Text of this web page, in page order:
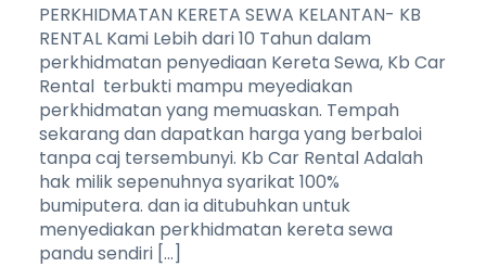
PERKHIDMATAN KERETA SEWA KELANTAN- KB
RENTAL Kami Lebih dari 10 Tahun dalam
perkhidmatan penyediaan Kereta Sewa, Kb Car
Rental terbukti mampu meyediakan
perkhidmatan yang memuaskan. Tempah
sekarang dan dapatkan harga yang berbaloi
tanpa caj tersembunyi. Kb Car Rental Adalah
hak milik sepenuhnya syarikat 100%
bumiputera. dan ia ditubuhkan untuk
menyediakan perkhidmatan kereta sewa
pandu sendiri […]